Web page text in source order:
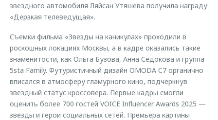
Трейд-ин
Оригинальные аксессуары
звездного автомобиля Ляйсан Утяшева получила награду
«Дерзкая телеведущая».
Съемки фильма «Звезды на каникулах» проходили в
роскошных локациях Москвы, а в кадре оказались такие
знаменитости, как Ольга Бузова, Анна Седокова и группа
5sta Family. Футуристичный дизайн OMODA C7 органично
вписался в атмосферу гламурного кино, подчеркнув
звездный статус кроссовера. Первые кадры смогли
оценить более 700 гостей VOICE Influencer Awards 2025 —
звезды и герои социальных сетей. Премьера картины